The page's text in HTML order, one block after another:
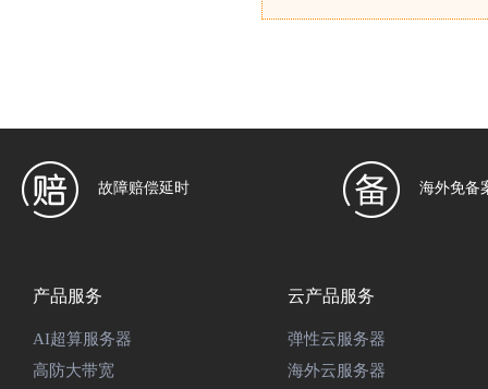
故障赔偿延时 海外免备
产品服务
AI超算服务器
高防大带宽
云产品服务
弹性云服务器
海外云服务器